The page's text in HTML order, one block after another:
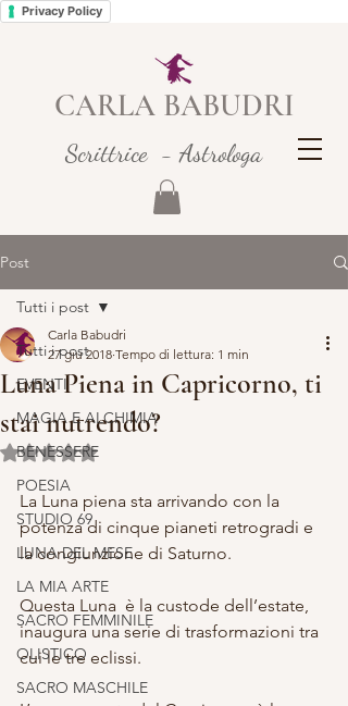
Privacy Policy
CARLA BABUDRI
Scrittrice - Astrologa
Post
Tutti i post
EVENTI
MAGIA E ALCHIMIA
BENESSERE
POESIA
STUDIO 69
LUNA DEL MESE
LA MIA ARTE
SACRO FEMMINILE
OLISTICO
SACRO MASCHILE
Tutti i post
Luna Piena in Capricorno, ti
stai nutrendo?
Carla Babudri
27 giu 2018 Tempo di lettura: 1 min
Valutazione NaN stelle su 5.
La Luna piena sta arrivando con la
potenza di cinque pianeti retrogradi e
la congiunzione di Saturno.
Questa Luna  è la custode dell’estate,
inaugura una serie di trasformazioni tra
cui le tre eclissi.